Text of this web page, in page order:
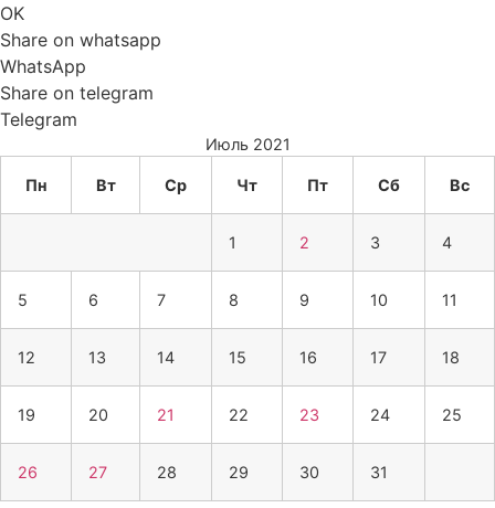
OK
Share on whatsapp
WhatsApp
Share on telegram
Telegram
Июль 2021
Пн Вт Ср Чт Пт Сб Вс
1 2 3 4
5 6 7 8 9 10 11
12 13 14 15 16 17 18
19 20 21 22 23 24 25
26 27 28 29 30 31